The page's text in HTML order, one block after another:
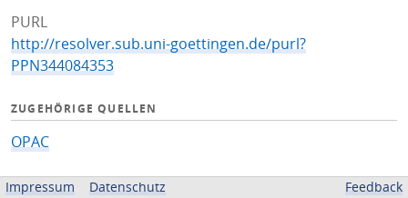
PURL
http://resolver.sub.uni-goettingen.de/purl?
PPN344084353
ZUGEHÖRIGE QUELLEN
OPAC
BEREITGESTELLT VON
Impressum Datenschutz Feedback